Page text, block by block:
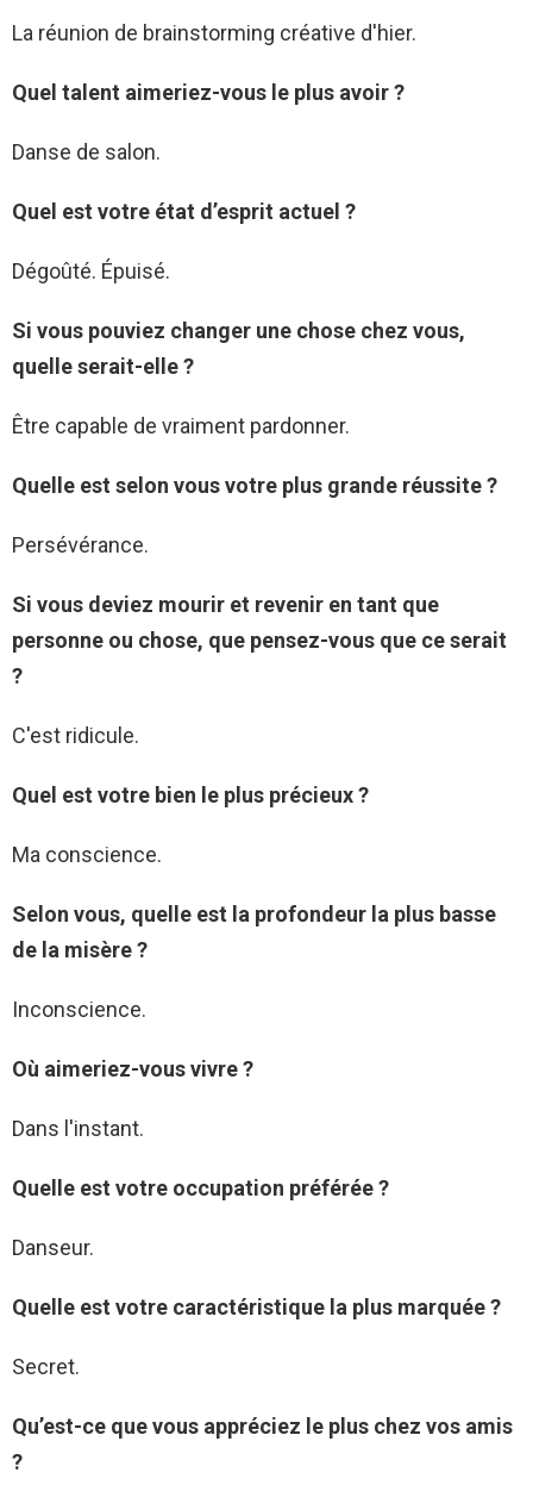
La réunion de brainstorming créative d'hier.
Quel talent aimeriez-vous le plus avoir ?
Danse de salon.
Quel est votre état d’esprit actuel ?
Dégoûté. Épuisé.
Si vous pouviez changer une chose chez vous,
quelle serait-elle ?
Être capable de vraiment pardonner.
Quelle est selon vous votre plus grande réussite ?
Persévérance.
Si vous deviez mourir et revenir en tant que
personne ou chose, que pensez-vous que ce serait
?
C'est ridicule.
Quel est votre bien le plus précieux ?
Ma conscience.
Selon vous, quelle est la profondeur la plus basse
de la misère ?
Inconscience.
Où aimeriez-vous vivre ?
Dans l'instant.
Quelle est votre occupation préférée ?
Danseur.
Quelle est votre caractéristique la plus marquée ?
Secret.
Qu’est-ce que vous appréciez le plus chez vos amis
?